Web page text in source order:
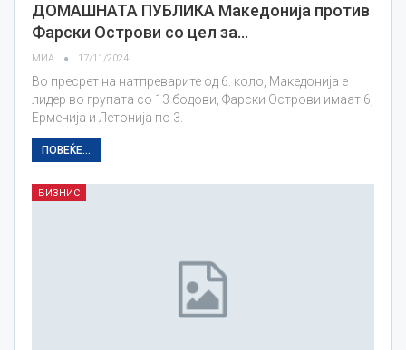
ДОМАШНАТА ПУБЛИКА Македонија против
Фарски Острови со цел за…
МИА 17/11/2024
Во пресрет на натпреварите од 6. коло, Македонија е
лидер во групата со 13 бодови, Фарски Острови имаат 6,
Ерменија и Летонија по 3.
ПОВЕЌЕ...
БИЗНИС